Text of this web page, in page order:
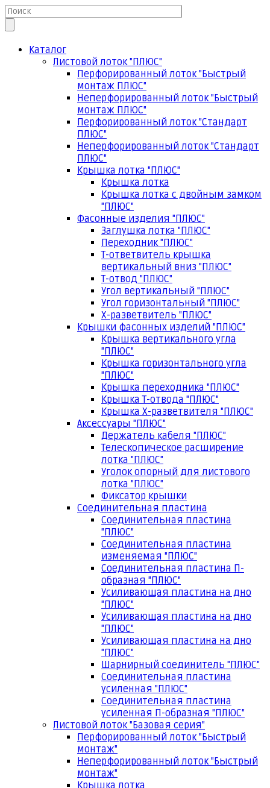
Каталог
Листовой лоток "ПЛЮС"
Перфорированный лоток "Быстрый
монтаж ПЛЮС"
Неперфорированный лоток "Быстрый
монтаж ПЛЮС"
Перфорированный лоток "Стандарт
ПЛЮС"
Неперфорированный лоток "Стандарт
ПЛЮС"
Крышка лотка "ПЛЮС"
Крышка лотка
Крышка лотка с двойным замком
"ПЛЮС"
Фасонные изделия "ПЛЮС"
Заглушка лотка "ПЛЮС"
Переходник "ПЛЮС"
Т-ответвитель крышка
вертикальный вниз "ПЛЮС"
Т-отвод "ПЛЮС"
Угол вертикальный "ПЛЮС"
Угол горизонтальный "ПЛЮС"
Х-разветвитель "ПЛЮС"
Крышки фасонных изделий "ПЛЮС"
Крышка вертикального угла
"ПЛЮС"
Крышка горизонтального угла
"ПЛЮС"
Крышка переходника "ПЛЮС"
Крышка Т-отвода "ПЛЮС"
Крышка Х-разветвителя "ПЛЮС"
Аксессуары "ПЛЮС"
Держатель кабеля "ПЛЮС"
Телескопическое расширение
лотка "ПЛЮС"
Уголок опорный для листового
лотка "ПЛЮС"
Фиксатор крышки
Соединительная пластина
Соединительная пластина
"ПЛЮС"
Соединительная пластина
изменяемая "ПЛЮС"
Соединительная пластина П-
образная "ПЛЮС"
Усиливающая пластина на дно
"ПЛЮС"
Усиливающая пластина на дно
"ПЛЮС"
Усиливающая пластина на дно
"ПЛЮС"
Шарнирный соединитель "ПЛЮС"
Соединительная пластина
усиленная "ПЛЮС"
Соединительная пластина
усиленная П-образная "ПЛЮС"
Листовой лоток "Базовая серия"
Перфорированный лоток "Быстрый
монтаж"
Неперфорированный лоток "Быстрый
монтаж"
Крышка лотка